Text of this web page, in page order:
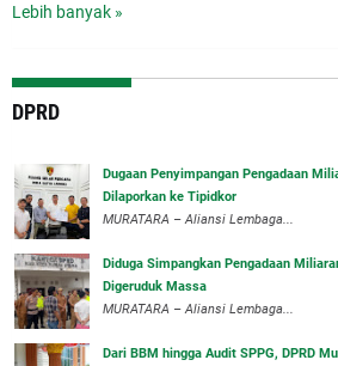
Lebih banyak »
DPRD
‎Dugaan Penyimpangan Pengadaan
Dilaporkan ke Tipidkor
‎MURATARA – Aliansi Lembaga...
Diduga Simpangkan Pengadaan
Digeruduk Massa
‎MURATARA – Aliansi Lembaga...
Dari BBM hingga Audit SPPG, DPRD